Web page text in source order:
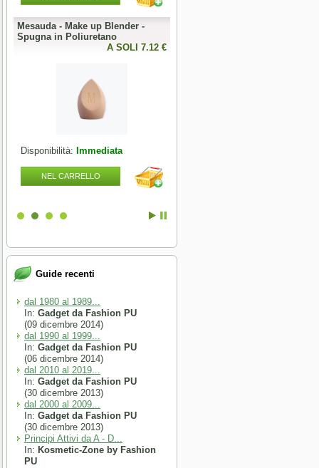
Mesauda - Make up Blender -
Spugna in Poliuretano
A SOLI 7.12 €
Disponibilità: Immediata
NEL CARRELLO
Guide recenti
dal 1980 al 1989...
In: Gadget da Fashion PU
(09 dicembre 2014)
dal 1990 al 1999...
In: Gadget da Fashion PU
(06 dicembre 2014)
dal 2010 al 2019...
In: Gadget da Fashion PU
(30 dicembre 2013)
dal 2000 al 2009...
In: Gadget da Fashion PU
(30 dicembre 2013)
Principi Attivi da A - D...
In: Kosmetic-Zone by Fashion
PU